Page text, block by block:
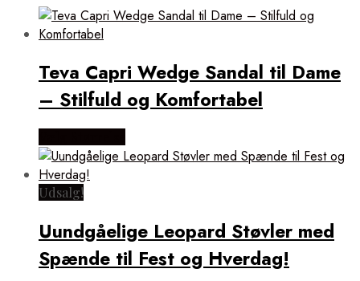
Teva Capri Wedge Sandal til Dame
– Stilfuld og Komfortabel
Udsalg!
Uundgåelige Leopard Støvler med
Spænde til Fest og Hverdag!